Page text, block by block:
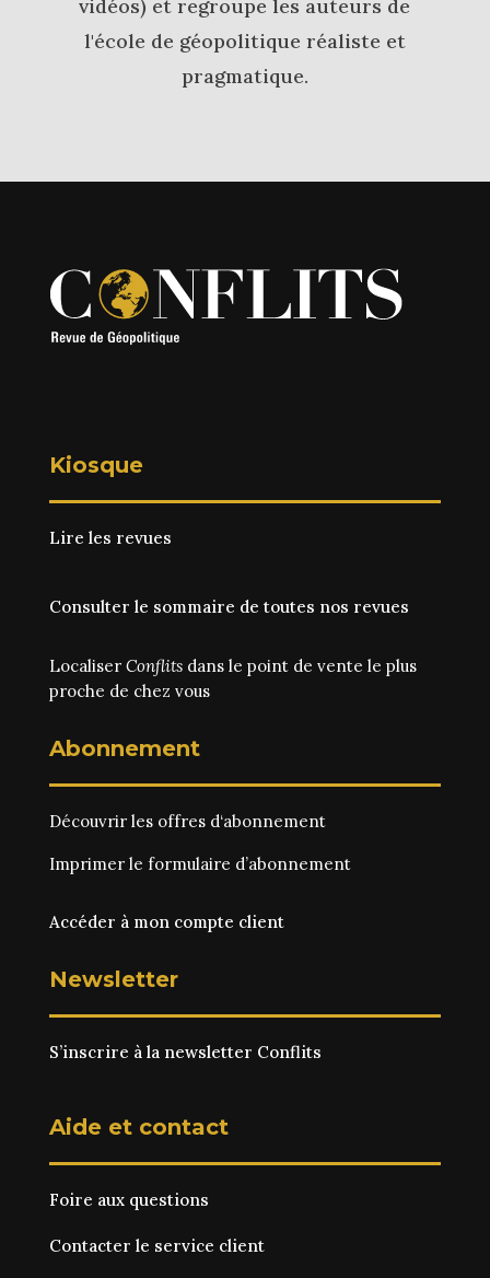
vidéos) et regroupe les auteurs de
l'école de géopolitique réaliste et
pragmatique.
Kiosque
Lire les revues
Consulter le sommaire de toutes nos revues
Localiser Conflitsdans le point de vente le plus
proche de chez vous
Abonnement
Découvrir les offres d‘abonnement
Imprimer le formulaire d’abonnement
Accéder à mon compte client
Newsletter
S’inscrire à la newsletter Conflits
Aide et contact
Foire aux questions
Contacter le service client